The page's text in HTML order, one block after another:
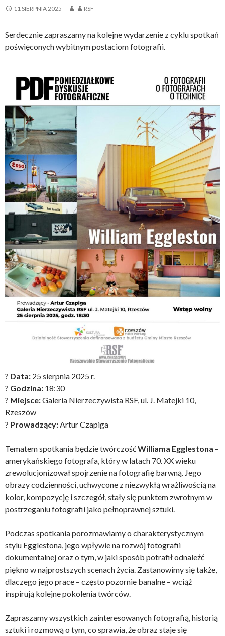
11 SIERPNIA 2025 RSF
Serdecznie zapraszamy na kolejne wydarzenie z cyklu spotkań
poświęconych wybitnym postaciom fotografii.
? Data: 25 sierpnia 2025 r.
? Godzina: 18:30
? Miejsce:Galeria Nierzeczywista RSF, ul. J. Matejki 10,
Rzeszów
? Prowadzący: Artur Czapiga
Tematem spotkania będzie twórczośćWilliama Egglestona –
amerykańskiego fotografa, który w latach 70. XX wieku
zrewolucjonizował spojrzenie na fotografię barwną. Jego
obrazy codzienności, uchwycone z niezwykłą wrażliwością na
kolor, kompozycję i szczegół, stały się punktem zwrotnym w
postrzeganiu fotografii jako pełnoprawnej sztuki.
Podczas spotkania porozmawiamy o charakterystycznym
stylu Egglestona, jego wpływie na rozwój fotografii
dokumentalnej oraz o tym, w jaki sposób potrafił odnaleźć
piękno w najprostszych scenach życia. Zastanowimy się także,
dlaczego jego prace – często pozornie banalne – wciąż
inspirują kolejne pokolenia twórców.
Zapraszamy wszystkich zainteresowanych fotografią, historią
sztuki i rozmową o tym, co sprawia, że obraz staje się